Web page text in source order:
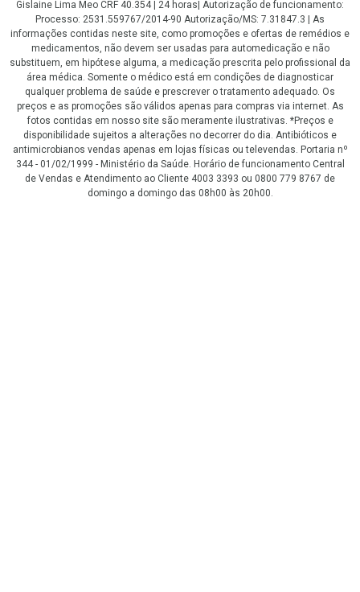
Gislaine Lima Meo CRF 40.354 | 24 horas| Autorização de funcionamento:
Processo: 2531.559767/2014-90 Autorização/MS: 7.31847.3 | As
informações contidas neste site, como promoções e ofertas de remédios e
medicamentos, não devem ser usadas para automedicação e não
substituem, em hipótese alguma, a medicação prescrita pelo profissional da
área médica. Somente o médico está em condições de diagnosticar
qualquer problema de saúde e prescrever o tratamento adequado. Os
preços e as promoções são válidos apenas para compras via internet. As
fotos contidas em nosso site são meramente ilustrativas. *Preços e
disponibilidade sujeitos a alterações no decorrer do dia. Antibióticos e
antimicrobianos vendas apenas em lojas físicas ou televendas. Portaria nº
344 - 01/02/1999 - Ministério da Saúde. Horário de funcionamento Central
de Vendas e Atendimento ao Cliente 4003 3393 ou 0800 779 8767 de
domingo a domingo das 08h00 às 20h00.